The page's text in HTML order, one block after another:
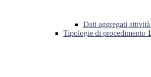
Dati aggregati
Tipologie di procedimento 1